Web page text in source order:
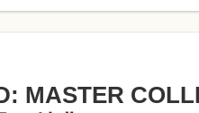
MASTER